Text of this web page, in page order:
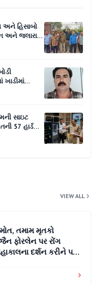
અને જલારામ
મશરૂ સામે
પુત્રોએ
57 હાર્ડ
મેનેજર
VIEW ALL
ફોરલેન પર રોંગ
દર્શન કરીને પરત